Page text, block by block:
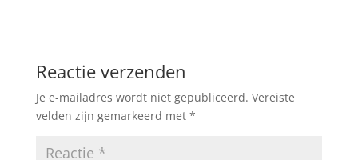
Reactie verzenden
Je e-mailadres wordt niet gepubliceerd. Vereiste
velden zijn gemarkeerd met *